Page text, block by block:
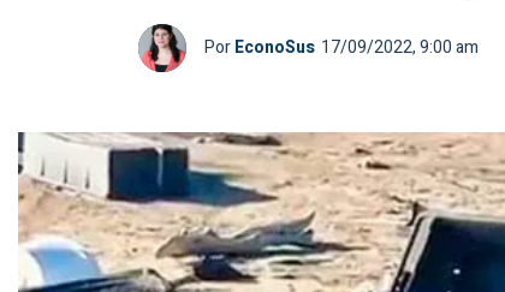
PorEconoSus 17/09/2022, 9:00 am